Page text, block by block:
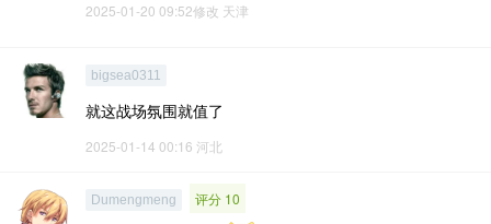
2025-01-20 09:52修改 天津
bigsea0311
就这战场氛围就值了
2025-01-14 00:16 河北
Dumengmeng 评分 10